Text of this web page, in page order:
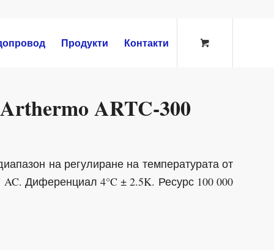
Продукти Контакти
ARTC-300
на регулиране на температурата от
AC. Диференциал 4°C ± 2.5K. Ресурс 100 000